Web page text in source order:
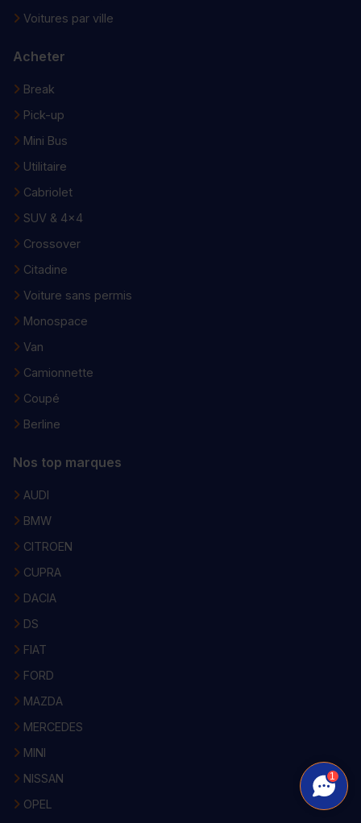
Voitures par ville
Acheter
Break
Pick-up
Mini Bus
Utilitaire
Cabriolet
SUV & 4x4
Crossover
Citadine
Voiture sans permis
Monospace
Van
Camionnette
Coupé
Berline
Nos top marques
AUDI
BMW
CITROEN
CUPRA
DACIA
DS
FIAT
FORD
MAZDA
MERCEDES
MINI
NISSAN
OPEL
1